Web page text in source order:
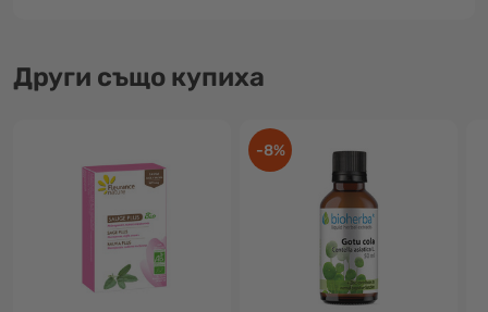
Други също купиха
-8%